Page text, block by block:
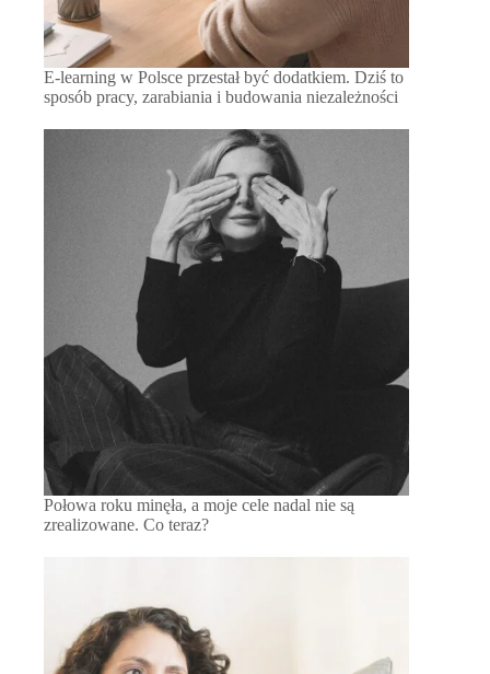
E-learning w Polsce przestał być dodatkiem. Dziś to
sposób pracy, zarabiania i budowania niezależności
Połowa roku minęła, a moje cele nadal nie są
zrealizowane. Co teraz?